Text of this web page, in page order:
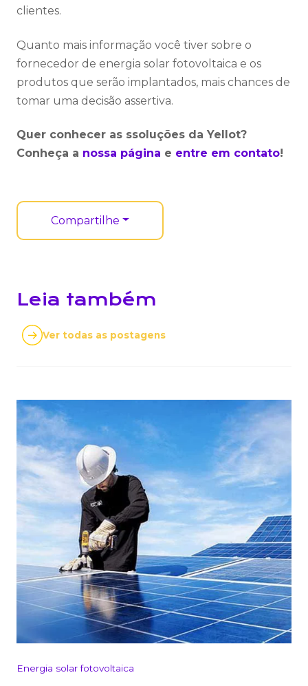
clientes.
Quanto mais informação você tiver sobre o
fornecedor de energia solar fotovoltaica e os
produtos que serão implantados, mais chances de
tomar uma decisão assertiva.
Quer conhecer as ssoluções da Yellot?
Conheça a nossa página e entre em contato!
Compartilhe
Leia também
Ver todas as postagens
Energia solar fotovoltaica